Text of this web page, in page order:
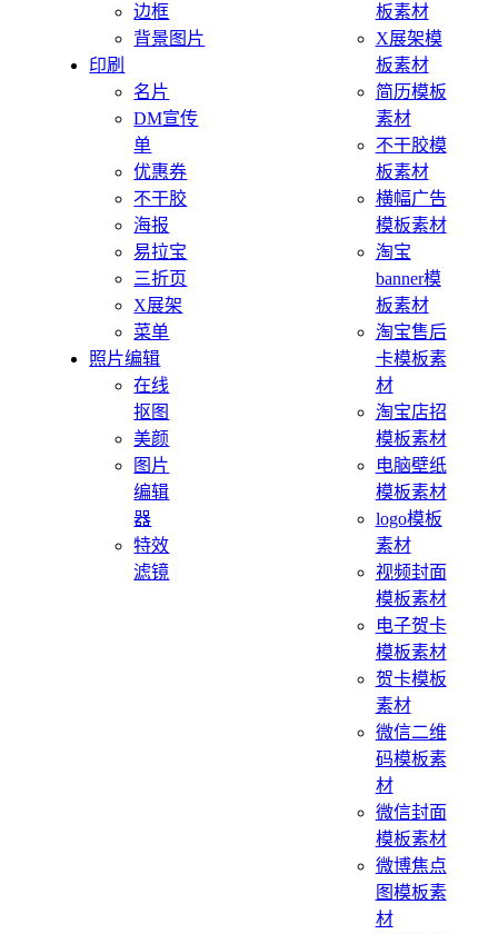
边框
背景图片
印刷
名片
DM宣传
单
优惠券
不干胶
海报
易拉宝
三折页
X展架
菜单
照片编辑
在线
抠图
美颜
图片
编辑
器
特效
滤镜
板素材
X展架模
板素材
简历模板
素材
不干胶模
板素材
横幅广告
模板素材
淘宝
banner模
板素材
淘宝售后
卡模板素
材
淘宝店招
模板素材
电脑壁纸
模板素材
logo模板
素材
视频封面
模板素材
电子贺卡
模板素材
贺卡模板
素材
微信二维
码模板素
材
微信封面
模板素材
微博焦点
图模板素
材